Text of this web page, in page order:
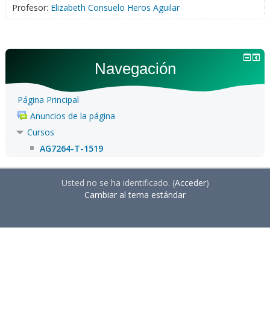
Profesor: Elizabeth Consuelo Heros Aguilar
Navegación
Página Principal
Anuncios de la página
Cursos
AG7264-T-1519
Usted no se ha identificado. (Acceder)
Cambiar al tema estándar